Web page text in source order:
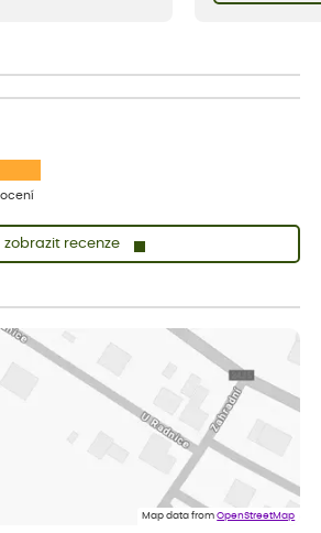
při mlsání babiččina
zobrazit recenze
spokojena.
dnes
v dobrém stavu, jsem spokojená.
kvalitních rostlin
Map data fromOpenStreetMap